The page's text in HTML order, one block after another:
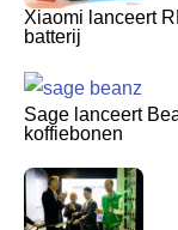
Xiaomi lanceert
batterij
Sage lanceert
koffiebonen